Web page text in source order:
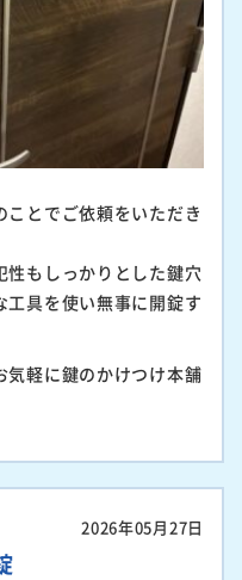
とでご依頼をいただき
もしっかりとした鍵穴
具を使い無事に開錠す
気軽に鍵のかけつけ本舗
2026年05月27日